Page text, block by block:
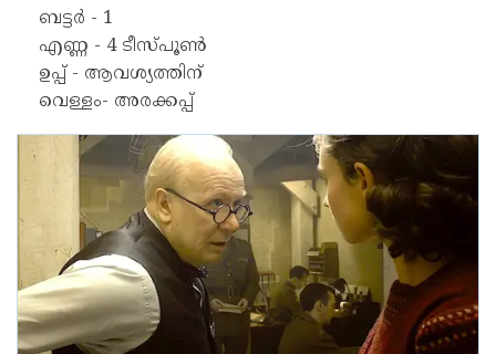
ബട്ടർ - 1
എണ്ണ - 4 ടീസ്‌പൂൺ
ഉപ്പ് - ആവശ്യത്തിന്
വെള്ളം- അരക്കപ്പ്